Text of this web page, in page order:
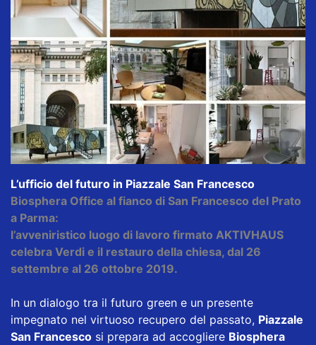
L’ufficio del futuro in Piazzale San Francesco
Biosphera Office al fianco di San Francesco del Prato
a Parma:
l’avveniristico luogo di lavoro firmato AKTIVHAUS
celebra Verdi e il restauro della chiesa, dal 26
settembre al 26 ottobre 2019.
In un dialogo tra il futuro green e un presente
impegnato nel virtuoso recupero del passato, Piazzale
San Francesco si prepara ad accogliere Biosphera